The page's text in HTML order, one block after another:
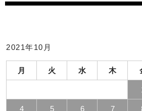
2021年10月
月 火 水 木
4 5 6 7